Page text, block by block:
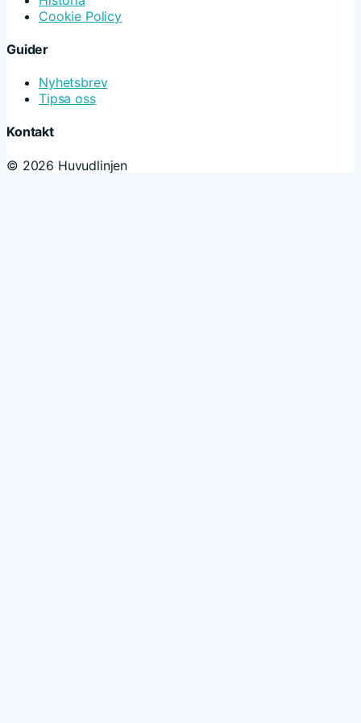
Cookie Policy
Guider
Nyhetsbrev
Tipsa oss
Kontakt
© 2026 Huvudlinjen